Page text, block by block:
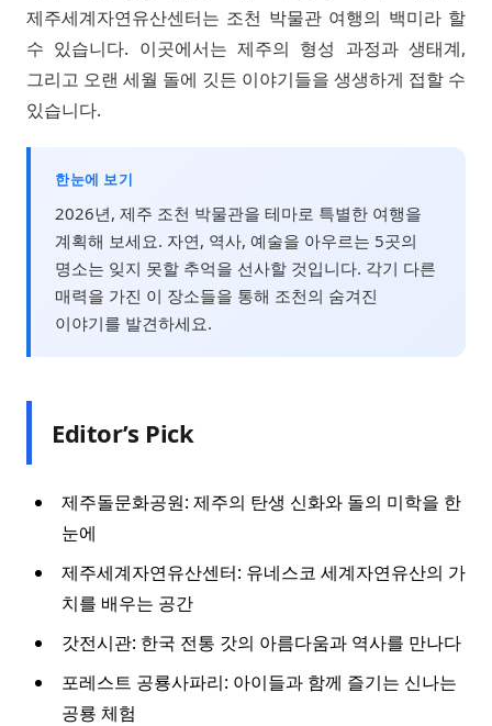
제주세계자연유산센터는 조천 박물관 여행의 백미라 할
수 있습니다. 이곳에서는 제주의 형성 과정과 생태계,
그리고 오랜 세월 돌에 깃든 이야기들을 생생하게 접할 수
있습니다.
한눈에 보기
2026년, 제주 조천 박물관을 테마로 특별한 여행을
계획해 보세요. 자연, 역사, 예술을 아우르는 5곳의
명소는 잊지 못할 추억을 선사할 것입니다. 각기 다른
매력을 가진 이 장소들을 통해 조천의 숨겨진
이야기를 발견하세요.
Editor’s Pick
제주돌문화공원: 제주의 탄생 신화와 돌의 미학을 한
눈에
제주세계자연유산센터: 유네스코 세계자연유산의 가
치를 배우는 공간
갓전시관: 한국 전통 갓의 아름다움과 역사를 만나다
포레스트 공룡사파리: 아이들과 함께 즐기는 신나는
공룡 체험